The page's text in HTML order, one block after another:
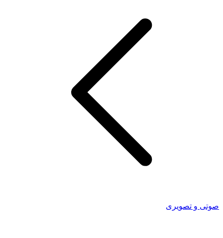
صوتی و تصویری